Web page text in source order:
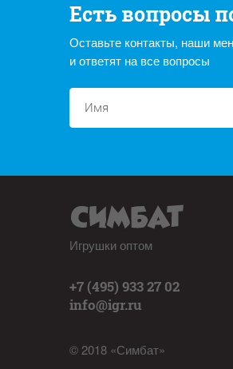
Есть вопросы
Оставьте контакты, наши
и ответят на все вопросы
Игрушки оптом
+7 (495) 933 27 02
info@igr.ru
© 2018 «Симбат»